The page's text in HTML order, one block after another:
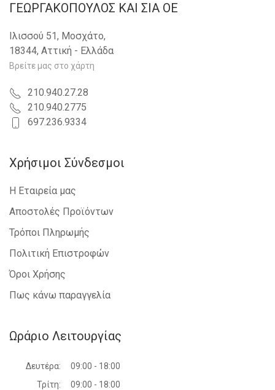
ΓΕΩΡΓΑΚΟΠΟΥΛΟΣ KAI ΣΙΑ OE
Ιλισσού 51, Μοσχάτο,
18344, Αττική - Ελλάδα
Βρείτε μας στο χάρτη
210.940.27.28
210.940.2775
697.236.9334
Χρήσιμοι Σύνδεσμοι
Η Εταιρεία μας
Αποστολές Προϊόντων
Τρόποι Πληρωμής
Πολιτική Επιστροφών
Όροι Χρήσης
Πως κάνω παραγγελία
Ωράριο Λειτουργίας
Δευτέρα:
09:00 - 18:00
Τρίτη:
09:00 - 18:00